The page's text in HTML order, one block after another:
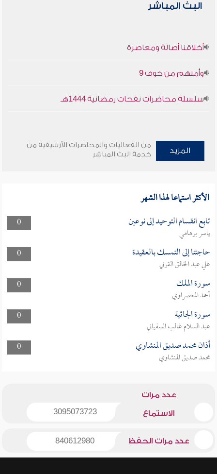
البث المباشر
أخلاقنا أصالة ومعاصرة
وأمنهم من خوف 9
سلسلة محاضرات نفحات رمضانية 1444هـ
المزيد
من الفعاليات والمحاضرات الأرشيفية من
خدمة البث المباشر
الأكثر استماعا لهذا الشهر
0 تابع انقسام التوحيد إلى نوعين
ياسر برهامي
0
حاجتنا إلى التمسك بالعقيدة
علي عبد الخالق القرني
0
سورة الملك
أحمد المعصراوي
0
سورة الجاثية
عبد السلام غالب السفياني
0
أذان محمد صديق المنشاوي
محمد صديق المنشاوي
عدد مرات
الاستماع 3095073723
عدد مرات الحفظ 840612980